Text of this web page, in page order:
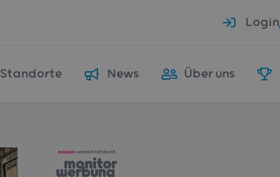
Login
Standorte News Über uns